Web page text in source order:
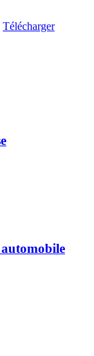
Télécharger
automobile